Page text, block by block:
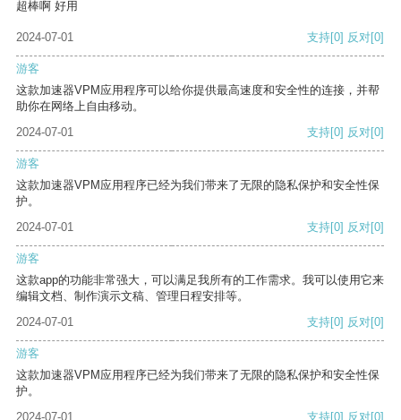
超棒啊 好用
2024-07-01 支持[0] 反对[0]
游客
这款加速器VPM应用程序可以给你提供最高速度和安全性的连接，并帮
助你在网络上自由移动。
2024-07-01
支持[0] 反对[0]
游客
这款加速器VPM应用程序已经为我们带来了无限的隐私保护和安全性保
护。
2024-07-01
支持[0] 反对[0]
游客
这款app的功能非常强大，可以满足我所有的工作需求。我可以使用它来
编辑文档、制作演示文稿、管理日程安排等。
2024-07-01
支持[0] 反对[0]
游客
这款加速器VPM应用程序已经为我们带来了无限的隐私保护和安全性保
护。
2024-07-01
支持[0] 反对[0]